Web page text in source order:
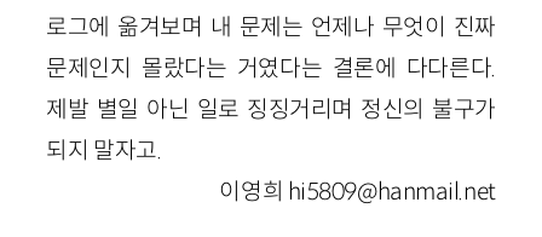
로그에 옮겨보며 내 문제는 언제나 무엇이 진짜
문제인지 몰랐다는 거였다는 결론에 다다른다.
제발 별일 아닌 일로 징징거리며 정신의 불구가
되지 말자고.
이영희 hi5809@hanmail.net